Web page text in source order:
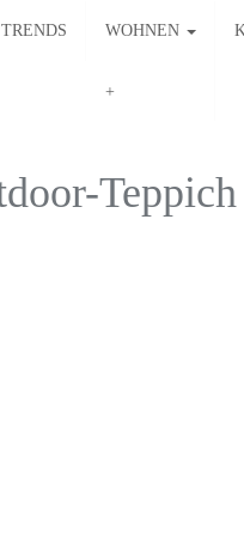
WOHNEN